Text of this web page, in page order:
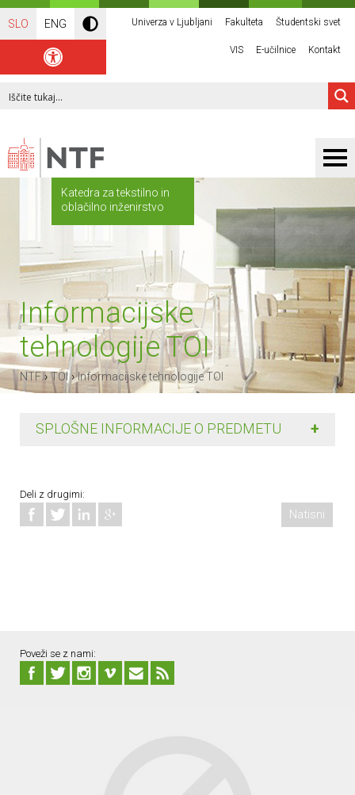
SLO ENG Univerza v Ljubljani Fakulteta Študentski svet
VIS E-učilnice Kontakt
Katedra za tekstilno in
oblačilno inženirstvo
Informacijske
tehnologije TOI
NTF›TOI›Informacijske tehnologije TOI
SPLOŠNE INFORMACIJE O PREDMETU +
Deli z drugimi:
Natisni
Poveži se z nami: